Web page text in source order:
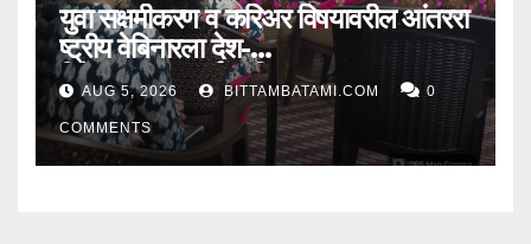
युवा सक्षमीकरण व करिअर विषयावरील आंतररा
ष्ट्रीय वेबिनारला देश-
विदेशातून उत्स्फूर्त प्रतिसाद
AUG 5, 2026 BITTAMBATAMI.COM 0
COMMENTS